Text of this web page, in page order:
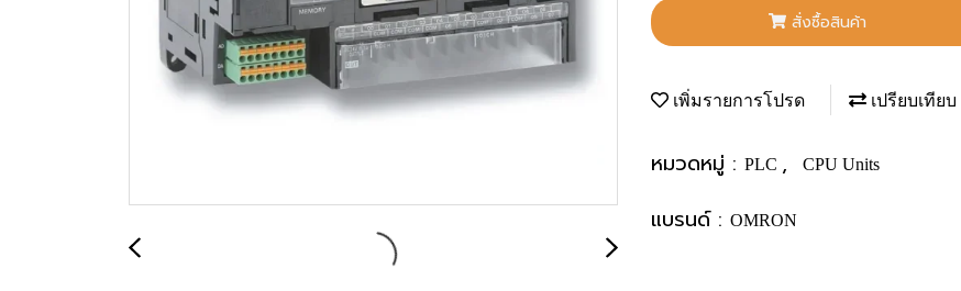
สั่งซื้อสินค้า
เพิ่มรายการโปรด เปรียบเทียบ
หมวดหมู่ : PLC , CPU Units
แบรนด์ : OMRON